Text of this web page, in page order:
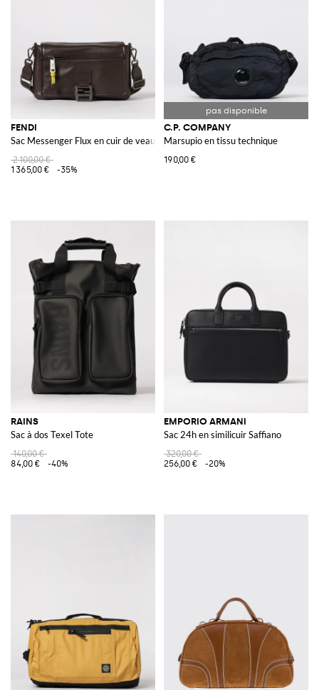
FENDI
Sac Messenger Flux en cuir de veau
2 100,00 €
1 365,00 €
-35%
C.P. COMPANY
Marsupio en tissu technique
190,00 €
RAINS
Sac à dos Texel Tote
140,00 €
84,00 €
-40%
EMPORIO ARMANI
Sac 24h en similicuir Saffiano
320,00 €
256,00 €
-20%